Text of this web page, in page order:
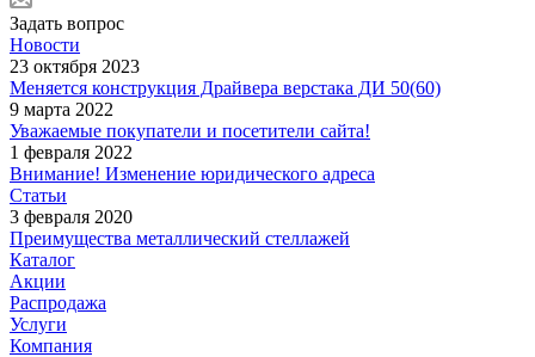
Задать вопрос
Новости
23 октября 2023
Меняется конструкция Драйвера верстака ДИ 50(60)
9 марта 2022
Уважаемые покупатели и посетители сайта!
1 февраля 2022
Внимание! Изменение юридического адреса
Статьи
3 февраля 2020
Преимущества металлический стеллажей
Каталог
Акции
Распродажа
Услуги
Компания